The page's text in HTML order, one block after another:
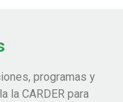
programas y
la CARDER para